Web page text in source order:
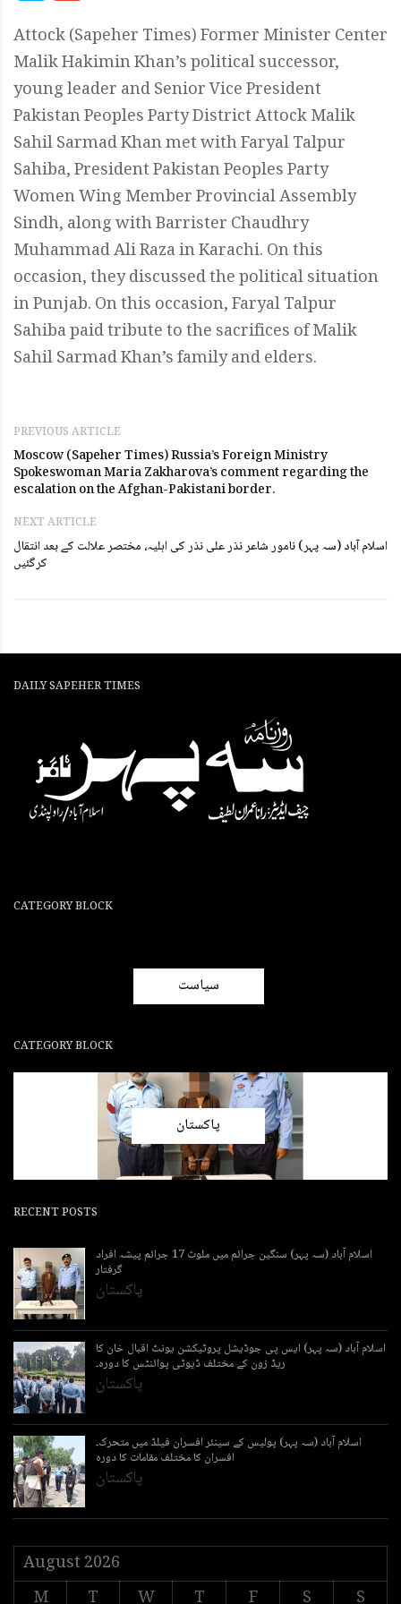
Attock (Sapeher Times) Former Minister Center
Malik Hakimin Khan’s political successor,
young leader and Senior Vice President
Pakistan Peoples Party District Attock Malik
Sahil Sarmad Khan met with Faryal Talpur
Sahiba, President Pakistan Peoples Party
Women Wing Member Provincial Assembly
Sindh, along with Barrister Chaudhry
Muhammad Ali Raza in Karachi. On this
occasion, they discussed the political situation
in Punjab. On this occasion, Faryal Talpur
Sahiba paid tribute to the sacrifices of Malik
Sahil Sarmad Khan’s family and elders.
PREVIOUS ARTICLE
Moscow (Sapeher Times) Russia’s Foreign Ministry
Spokeswoman Maria Zakharova’s comment regarding the
escalation on the Afghan-Pakistani border.
NEXT ARTICLE
اسلام آباد (سہ پہر) نامور شاعر نذر علی نذر کی اہلیہ، مختصر علالت کے بعد انتقال
کرگئیں
DAILY SAPEHER TIMES
CATEGORY BLOCK
سیاست
CATEGORY BLOCK
پاکستان
RECENT POSTS
اسلام آباد (سہ پہر) سنگین جرائم میں ملوث 17 جرائم پیشہ افراد
گرفتار
پاکستان
اسلام آباد (سہ پہر) ایس پی جوڈیشل پروٹیکشن یونٹ اقبال خان کا
ریڈ زون کے مختلف ڈیوٹی پوائنٹس کا دورہ۔
پاکستان
اسلام آباد (سہ پہر) پولیس کے سینئر افسران فیلڈ میں متحرک۔
افسران کا مختلف مقامات کا دورہ
پاکستان
August 2026